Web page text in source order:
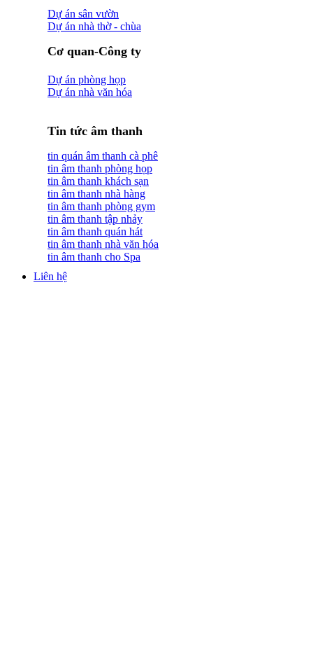
Dự án sân vườn
Dự án nhà thờ - chùa
Cơ quan-Công ty
Dự án phòng họp
Dự án nhà văn hóa
Tin tức âm thanh
tin quán âm thanh cà phê
tin âm thanh phòng họp
tin âm thanh khách sạn
tin âm thanh nhà hàng
tin âm thanh phòng gym
tin âm thanh tập nhảy
tin âm thanh quán hát
tin âm thanh nhà văn hóa
tin âm thanh cho Spa
Liên hệ